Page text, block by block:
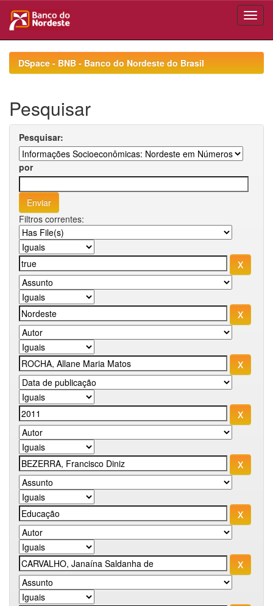
navigationDSpace - BNB - Banco do Nordeste do Brasil
Pesquisar
Pesquisar:
por
Filtros correntes: